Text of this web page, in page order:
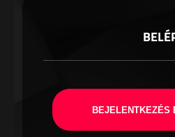
BEJELENTKEZÉS